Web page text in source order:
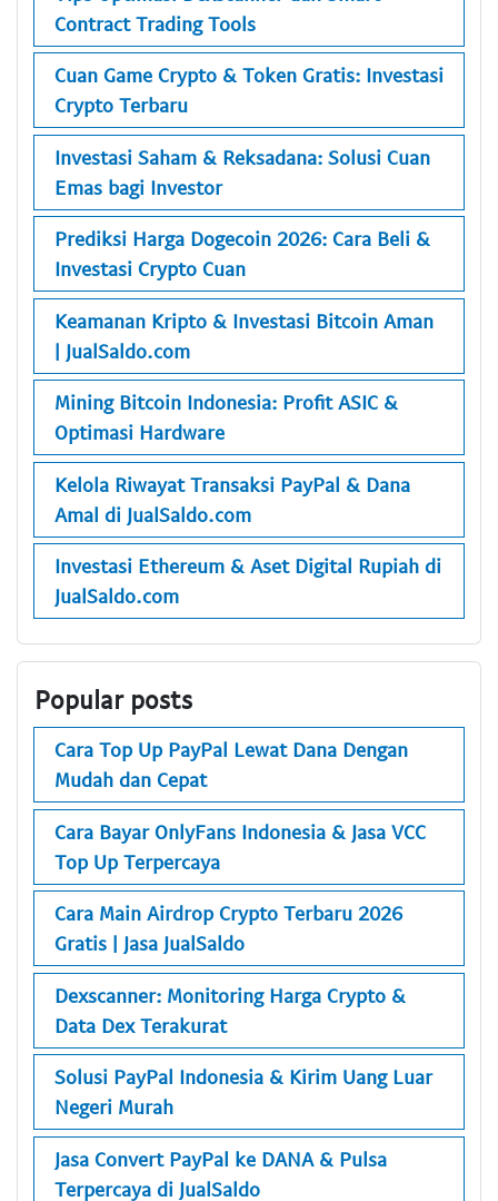
Contract Trading Tools
Cuan Game Crypto & Token Gratis: Investasi
Crypto Terbaru
Investasi Saham & Reksadana: Solusi Cuan
Emas bagi Investor
Prediksi Harga Dogecoin 2026: Cara Beli &
Investasi Crypto Cuan
Keamanan Kripto & Investasi Bitcoin Aman
| JualSaldo.com
Mining Bitcoin Indonesia: Profit ASIC &
Optimasi Hardware
Kelola Riwayat Transaksi PayPal & Dana
Amal di JualSaldo.com
Investasi Ethereum & Aset Digital Rupiah di
JualSaldo.com
Popular posts
Cara Top Up PayPal Lewat Dana Dengan
Mudah dan Cepat
Cara Bayar OnlyFans Indonesia & Jasa VCC
Top Up Terpercaya
Cara Main Airdrop Crypto Terbaru 2026
Gratis | Jasa JualSaldo
Dexscanner: Monitoring Harga Crypto &
Data Dex Terakurat
Solusi PayPal Indonesia & Kirim Uang Luar
Negeri Murah
Jasa Convert PayPal ke DANA & Pulsa
Terpercaya di JualSaldo